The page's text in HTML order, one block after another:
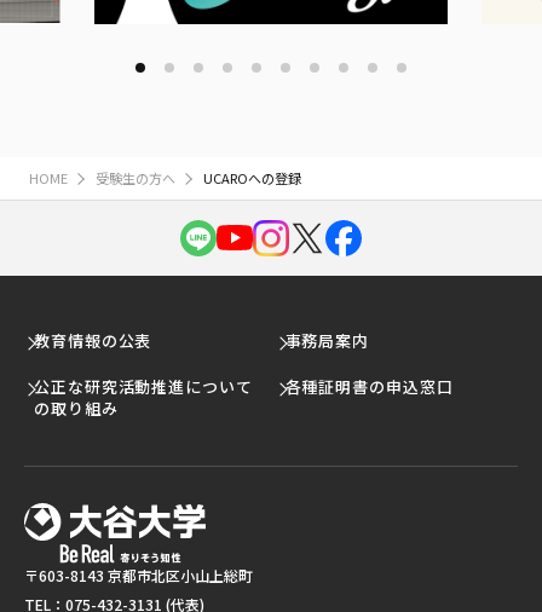
HOME 受験生の方へ UCAROへの登録
教育情報の公表
事務局案内
公正な研究活動推進について
の取り組み
各種証明書の申込窓口
〒603-8143 京都市北区小山上総町
TEL： 075-432-3131 (代表)